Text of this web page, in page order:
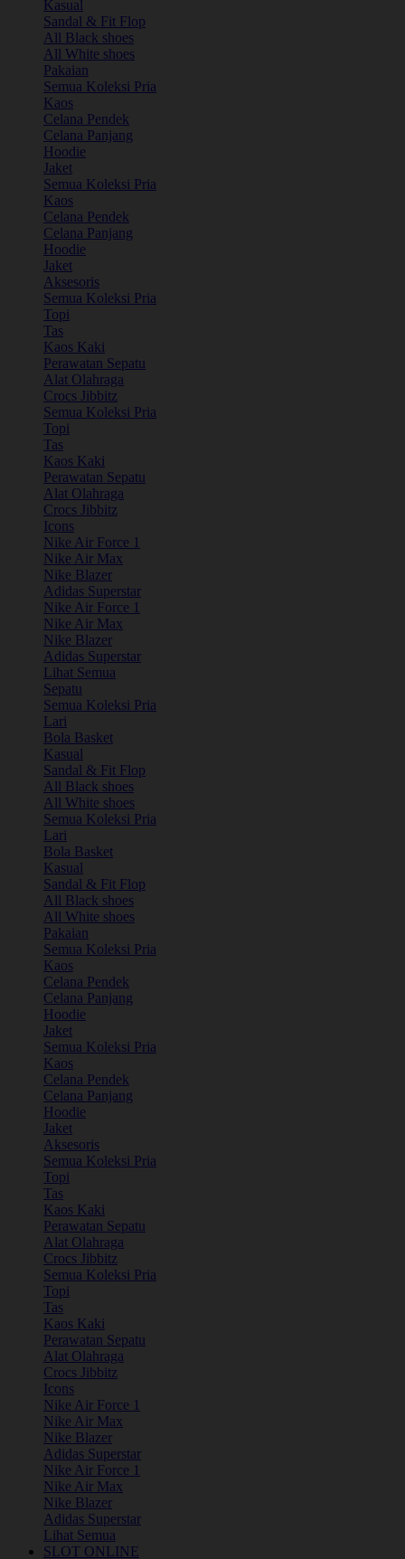
Kasual
Sandal & Fit Flop
All Black shoes
All White shoes
Pakaian
Semua Koleksi Pria
Kaos
Celana Pendek
Celana Panjang
Hoodie
Jaket
Semua Koleksi Pria
Kaos
Celana Pendek
Celana Panjang
Hoodie
Jaket
Aksesoris
Semua Koleksi Pria
Topi
Tas
Kaos Kaki
Perawatan Sepatu
Alat Olahraga
Crocs Jibbitz
Semua Koleksi Pria
Topi
Tas
Kaos Kaki
Perawatan Sepatu
Alat Olahraga
Crocs Jibbitz
Icons
Nike Air Force 1
Nike Air Max
Nike Blazer
Adidas Superstar
Nike Air Force 1
Nike Air Max
Nike Blazer
Adidas Superstar
Lihat Semua
Sepatu
Semua Koleksi Pria
Lari
Bola Basket
Kasual
Sandal & Fit Flop
All Black shoes
All White shoes
Semua Koleksi Pria
Lari
Bola Basket
Kasual
Sandal & Fit Flop
All Black shoes
All White shoes
Pakaian
Semua Koleksi Pria
Kaos
Celana Pendek
Celana Panjang
Hoodie
Jaket
Semua Koleksi Pria
Kaos
Celana Pendek
Celana Panjang
Hoodie
Jaket
Aksesoris
Semua Koleksi Pria
Topi
Tas
Kaos Kaki
Perawatan Sepatu
Alat Olahraga
Crocs Jibbitz
Semua Koleksi Pria
Topi
Tas
Kaos Kaki
Perawatan Sepatu
Alat Olahraga
Crocs Jibbitz
Icons
Nike Air Force 1
Nike Air Max
Nike Blazer
Adidas Superstar
Nike Air Force 1
Nike Air Max
Nike Blazer
Adidas Superstar
Lihat Semua
SLOT ONLINE